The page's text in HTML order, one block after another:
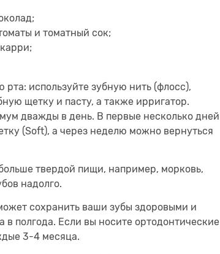
и томатный сок;
рта: используйте зубную нить (флосс),
щетку и пасту, а также ирригатор.
дважды в день. В первые несколько дней
(Soft), а через неделю можно вернуться
твердой пищи, например, морковь,
надолго.
сохранить ваши зубы здоровыми и
полгода. Если вы носите ортодонтические
3-4 месяца.